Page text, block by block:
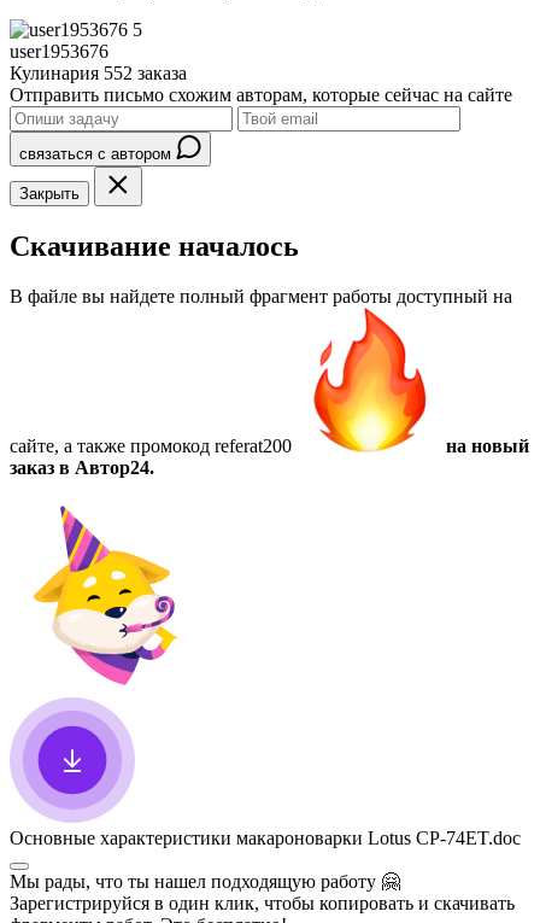
5
user1953676
Кулинария 552 заказа
Отправить письмо схожим авторам, которые сейчас на сайте
связаться с автором
Закрыть
Скачивание началось
В файле вы найдете полный фрагмент работы доступный на
сайте, а также промокод referat200
на новый
заказ в Автор24.
Основные характеристики макароноварки Lotus CP-74ET.doc
Мы рады, что ты нашел подходящую работу 🤗
Зарегистрируйся в один клик, чтобы копировать и скачивать